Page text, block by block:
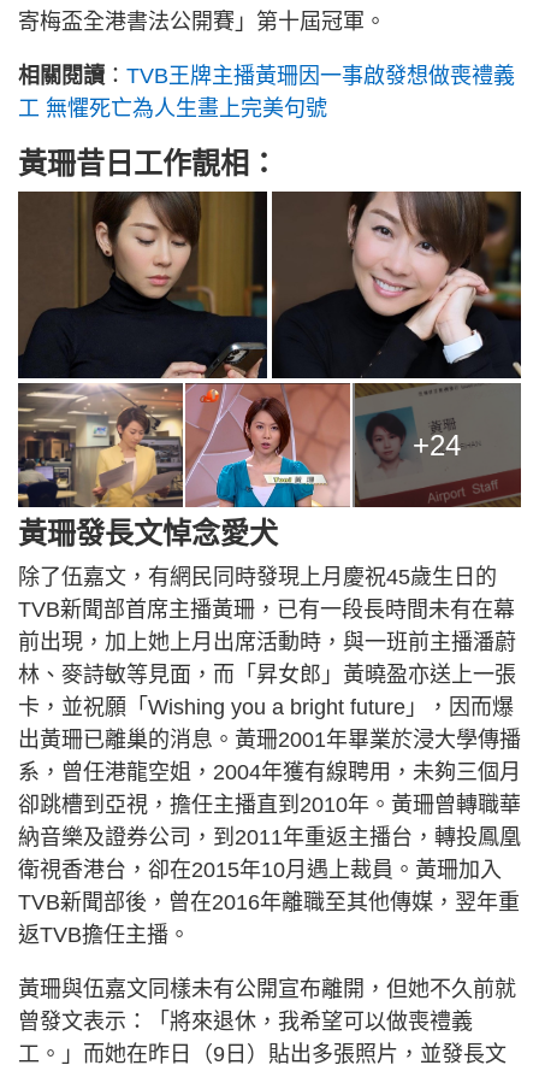
寄梅盃全港書法公開賽」第十屆冠軍。
相關閱讀 ： TVB王牌主播黃珊因一事啟發想做喪禮義
工 無懼死亡為人生畫上完美句號
黃珊昔日工作靚相：
+24
黃珊發長文悼念愛犬
除了伍嘉文，有網民同時發現上月慶祝45歲生日的
TVB新聞部首席主播黃珊，已有一段長時間未有在幕
前出現，加上她上月出席活動時，與一班前主播潘蔚
林、麥詩敏等見面，而「昇女郎」黃曉盈亦送上一張
卡，並祝願「Wishing you a bright future」，因而爆
出黃珊已離巢的消息。黃珊2001年畢業於浸大學傳播
系，曾任港龍空姐，2004年獲有線聘用，未夠三個月
卻跳槽到亞視，擔任主播直到2010年。黃珊曾轉職華
納音樂及證券公司，到2011年重返主播台，轉投鳳凰
衛視香港台，卻在2015年10月遇上裁員。黃珊加入
TVB新聞部後，曾在2016年離職至其他傳媒，翌年重
返TVB擔任主播。
黃珊與伍嘉文同樣未有公開宣布離開，但她不久前就
曾發文表示：「將來退休，我希望可以做喪禮義
工。」而她在昨日（9日）貼出多張照片，並發長文